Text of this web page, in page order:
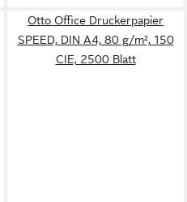
Otto Office Druckerpapier
SPEED, DIN A4, 80 g/m², 150
CIE, 2500 Blatt